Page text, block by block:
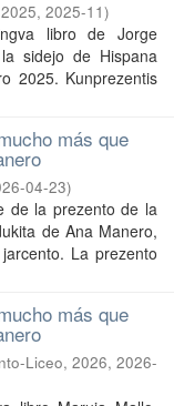
, 2025-11)
libro de Jorge
sidejo de Hispana
2025. Kunprezentis
más que
04-23)
de la prezento de la
de Ana Manero,
La prezento
más que
Liceo, 2026, 2026-